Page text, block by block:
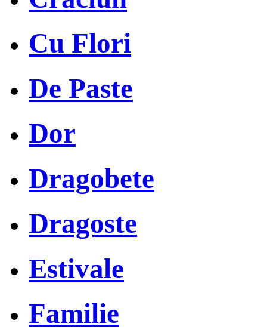
Cu Flori
De Paste
Dor
Dragobete
Dragoste
Estivale
Familie